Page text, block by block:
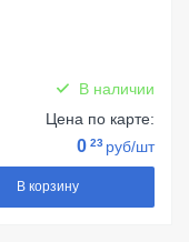
В наличии
Цена по карте:
0 23 руб/шт
В корзину